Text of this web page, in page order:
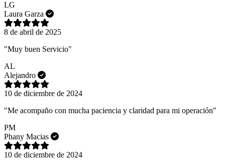
LG
Laura Garza
8 de abril de 2025
"Muy buen Servicio"
AL
Alejandro
10 de diciembre de 2024
"Me acompaño con mucha paciencia y claridad para mi operación"
PM
Phany Macias
10 de diciembre de 2024